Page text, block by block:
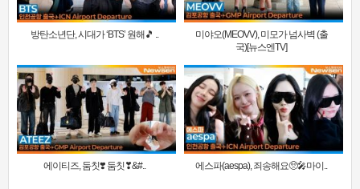
방탄소년단, 시대가 ‘BTS’ 원해🎵 ..
미야오(MEOVV), 미모가 넘사벽 (출
국)[뉴스엔TV]
에이티즈, 둠칫❣️ 둠칫❣&#.. 에스파(aespa), 죄송해요🥺🎤마이..